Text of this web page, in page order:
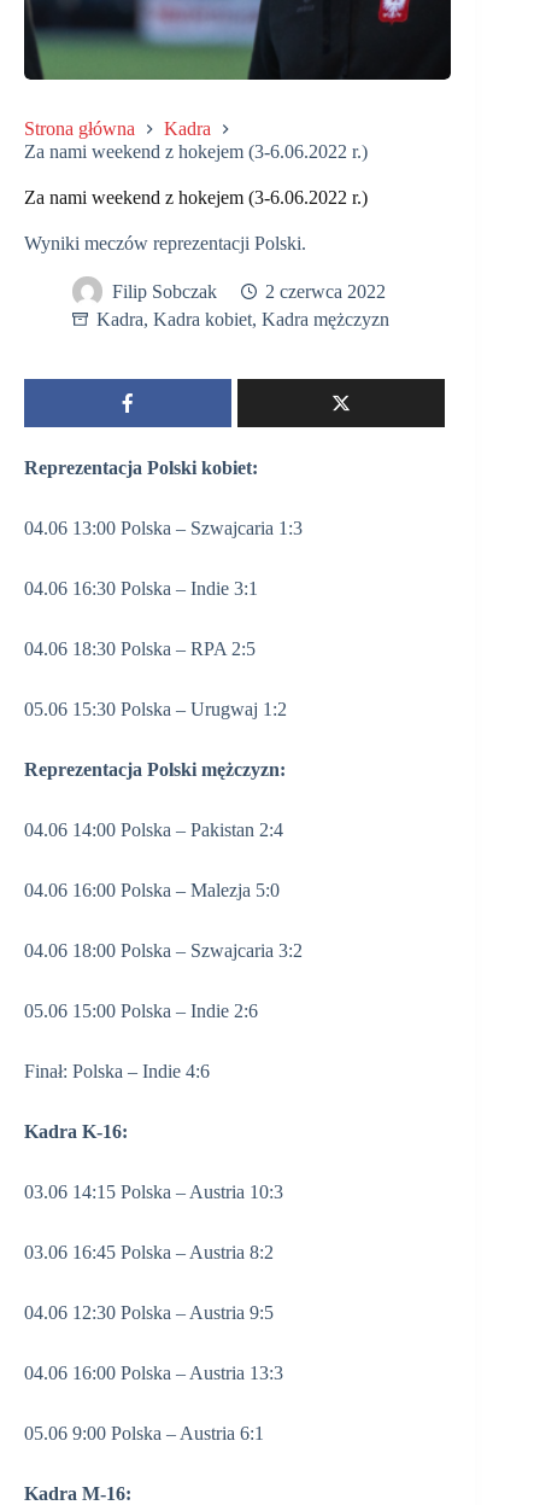
Strona główna
Kadra
Za nami weekend z hokejem (3-6.06.2022 r.)
Za nami weekend z hokejem (3-6.06.2022 r.)
Wyniki meczów reprezentacji Polski.
Filip Sobczak
2 czerwca 2022
Kadra, Kadra kobiet, Kadra mężczyzn
Reprezentacja Polski kobiet:
04.06 13:00 Polska – Szwajcaria 1:3
04.06 16:30 Polska – Indie 3:1
04.06 18:30 Polska – RPA 2:5
05.06 15:30 Polska – Urugwaj 1:2
Reprezentacja Polski mężczyzn:
04.06 14:00 Polska – Pakistan 2:4
04.06 16:00 Polska – Malezja 5:0
04.06 18:00 Polska – Szwajcaria 3:2
05.06 15:00 Polska – Indie 2:6
Finał: Polska – Indie 4:6
Kadra K-16:
03.06 14:15 Polska – Austria 10:3
03.06 16:45 Polska – Austria 8:2
04.06 12:30 Polska – Austria 9:5
04.06 16:00 Polska – Austria 13:3
05.06 9:00 Polska – Austria 6:1
Kadra M-16: